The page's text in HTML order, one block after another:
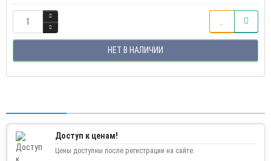
НЕТ В НАЛИЧИИ
Доступ к ценам!
Цены доступны после регистрации на сайте.